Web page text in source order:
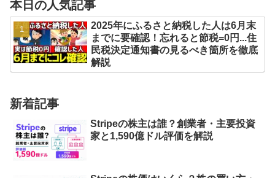
本日の人気記事
2025年にふるさと納税した人は6月末
までに要確認！忘れると節税=0円...住
民税決定通知書の見るべき箇所を徹底
解説
新着記事
Stripeの株主は誰？創業者・主要投資
家と1,590億ドル評価を解説